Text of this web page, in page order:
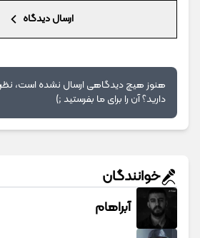
ارسال دیدگاه
هنوز هیچ دیدگاهی ارسال نشده است،
دارید؟ آن را برای ما بفرستید ;)
خوانندگان
آبراهام